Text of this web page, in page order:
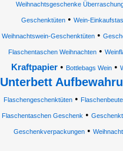
Weihnachtsgeschenke
Geschenktüten • Wein-
Weihnachtswein-Geschenktüten •
Flaschentaschen Weihnachten•
Kraftpapier• Bottlebags Wein•
Unterbett
Flaschengeschenktüten •
Flaschentaschen Geschenk •
Geschenkverpackungen•